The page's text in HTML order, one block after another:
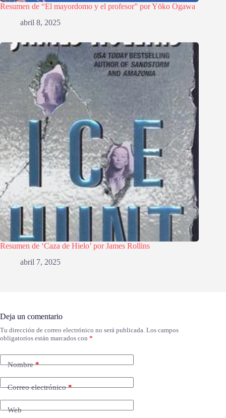
Resumen de “El mayordomo y el profesor” por Yōko Ogawa
abril 8, 2025
Resumen de ‘Caza de Hielo’ por James Rollins
abril 7, 2025
Deja un comentario
Tu dirección de correo electrónico no será publicada. Los campos
obligatorios están marcados con *
Nombre*
Correo electrónico*
Web